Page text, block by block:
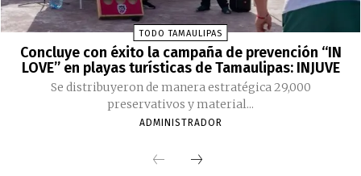
TODO TAMAULIPAS
Concluye con éxito la campaña de prevención “IN
LOVE” en playas turísticas de Tamaulipas: INJUVE
Se distribuyeron de manera estratégica 29,000
preservativos y material...
ADMINISTRADOR